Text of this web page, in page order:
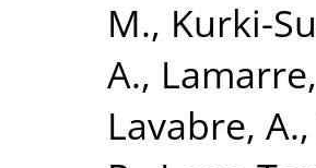
M., Kurki-
A.,
Lavabre, A.,